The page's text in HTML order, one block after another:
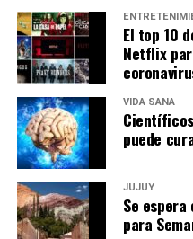
El top 10
Netflix
VIDA SANA
puede
JUJUY
Se
para